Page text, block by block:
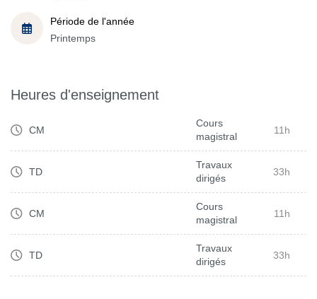
Période de l'année
Printemps
Heures d'enseignement
CM
Cours
magistral
11h
TD
Travaux
dirigés
33h
CM
Cours
magistral
11h
TD
Travaux
dirigés
33h